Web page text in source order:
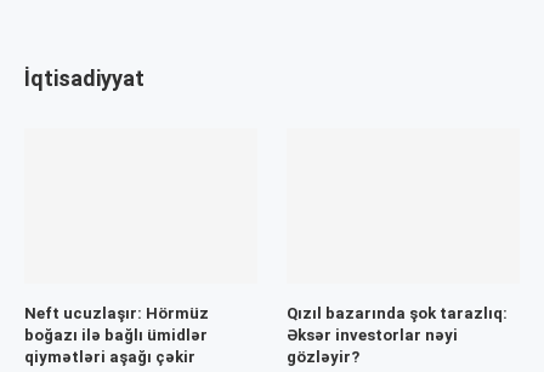
İqtisadiyyat
Neft ucuzlaşır: Hörmüz
boğazı ilə bağlı ümidlər
qiymətləri aşağı çəkir
Qızıl bazarında şok tarazlıq:
Əksər investorlar nəyi
gözləyir?